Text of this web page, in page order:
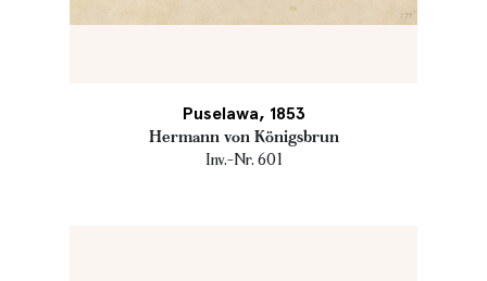
Puselawa, 1853
Hermann von Königsbrun
Inv.-Nr. 601